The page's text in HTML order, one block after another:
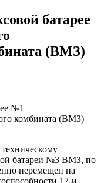
батарее
(ВМЗ)
№1
комбината (ВМЗ)
батареи №3 ВМЗ, по
перемещен на
17-и